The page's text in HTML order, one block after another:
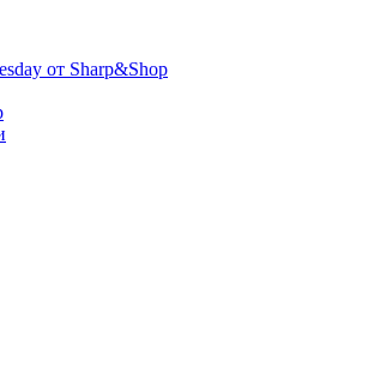
от Sharp&Shop